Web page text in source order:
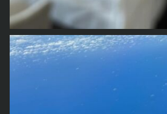
その間に、何度か書く書く詐欺みたいな感じにお知らせし